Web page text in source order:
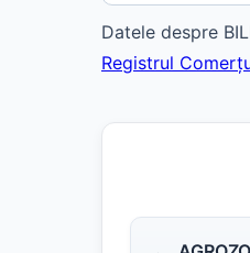
Datele despre
Registrul